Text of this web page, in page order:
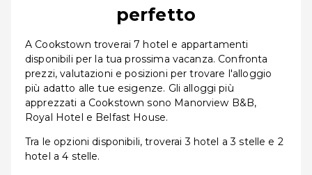
perfetto
A Cookstown troverai 7 hotel e appartamenti
disponibili per la tua prossima vacanza. Confronta
prezzi, valutazioni e posizioni per trovare l'alloggio
più adatto alle tue esigenze. Gli alloggi più
apprezzati a Cookstown sono Manorview B&B,
Royal Hotel e Belfast House.
Tra le opzioni disponibili, troverai 3 hotel a 3 stelle e 2
hotel a 4 stelle.